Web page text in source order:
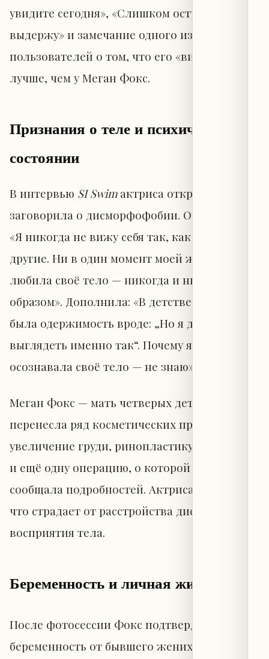
увидите сегодня», «Слишком остро, я не
выдержу» и замечание одного из
пользователей о том, что его «вишни»
лучше, чем у Меган Фокс.
Признания о теле и психическом
состоянии
В интервью SI Swimактриса открыто
заговорила о дисморфофобии. Она заявила:
«Я никогда не вижу себя так, как меня видят
другие. Ни в один момент моей жизни я не
любила своё тело — никогда и никоим
образом». Дополнила: «В детстве у меня уже
была одержимость вроде: „Но я должна
выглядеть именно так“. Почему я так рано
осознавала своё тело — не знаю».
Меган Фокс — мать четверых детей и
перенесла ряд косметических процедур:
увеличение груди, ринопластику, инъекции
и ещё одну операцию, о которой она пока не
сообщала подробностей. Актриса отмечает,
что страдает от расстройства дисморфного
восприятия тела.
Беременность и личная жизнь
После фотосессии Фокс подтвердила
беременность от бывшего жениха Machine